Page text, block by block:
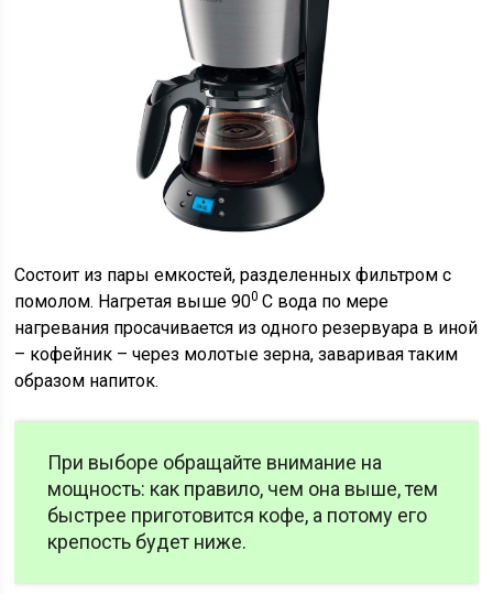
Состоит из пары емкостей, разделенных фильтром с
помолом. Нагретая выше 900С вода по мере
нагревания просачивается из одного резервуара в иной
– кофейник – через молотые зерна, заваривая таким
образом напиток.
При выборе обращайте внимание на
мощность: как правило, чем она выше, тем
быстрее приготовится кофе, а потому его
крепость будет ниже.